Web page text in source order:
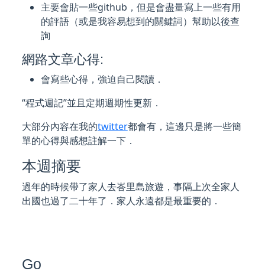
主要會貼一些github，但是會盡量寫上一些有用
的評語（或是我容易想到的關鍵詞）幫助以後查
詢
網路文章心得:
會寫些心得，強迫自己閱讀．
“程式週記”並且定期週期性更新．
大部分內容在我的twitter都會有，這邊只是將一些簡
單的心得與感想註解一下．
本週摘要
過年的時候帶了家人去峇里島旅遊，事隔上次全家人
出國也過了二十年了．家人永遠都是最重要的．
Go